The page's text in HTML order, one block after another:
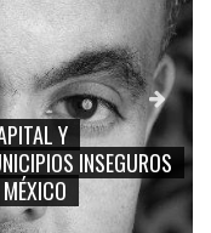
SALVATORI, SERGIO
CORCHOLATA”,
LA TRIVIALIZACIÓN Y
REPRESENTACIÓN